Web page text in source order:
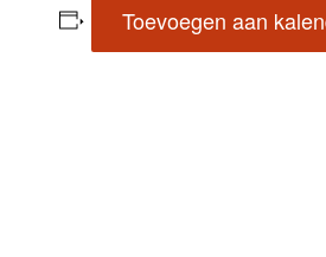
Toevoegen aan